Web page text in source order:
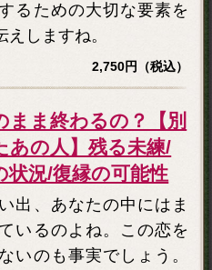
るための大切な要素を
えしますね。
2,750円（税込）
まま終わるの？【別
あの人】残る未練/
状況/復縁の可能性
出、あなたの中にはま
いるのよね。この恋を
いのも事実でしょう。